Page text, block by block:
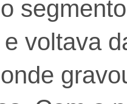
voltava